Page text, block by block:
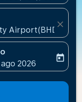
Airport(BHD),
close
labelreturn-date-
2026
today